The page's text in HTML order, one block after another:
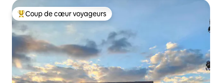
Coups de cœur voyageurs les plus appréciés
Coup de cœur voyageurs